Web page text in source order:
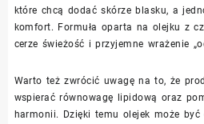
które chcą dodać skórze blasku, a
komfort. Formuła oparta na olejku z
cerze świeżość i przyjemne wrażenie
Warto też zwrócić uwagę na to, że
wspierać równowagę lipidową oraz
harmonii. Dzięki temu olejek może